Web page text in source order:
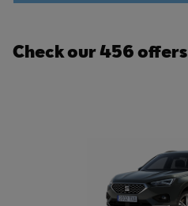
Check our 456 offers